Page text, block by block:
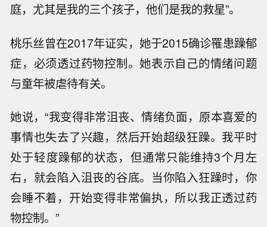
庭，尤其是我的三个孩子，他们是我的救星”。
桃乐丝曾在2017年证实，她于2015确诊罹患躁郁
症，必须透过药物控制。她表示自己的情绪问题
与童年被虐待有关。
她说，“我变得非常沮丧、情绪负面，原本喜爱的
事情也失去了兴趣，然后开始超级狂躁。我平时
处于轻度躁郁的状态，但通常只能维持3个月左
右，就会陷入沮丧的谷底。当你陷入狂躁时，你
会睡不着，开始变得非常偏执，所以我正透过药
物控制。”